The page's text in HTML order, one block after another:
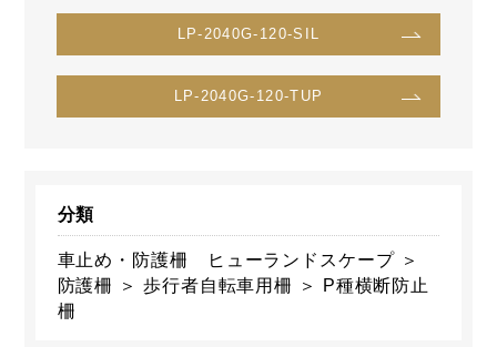
LP-2040G-120-SIL
LP-2040G-120-TUP
分類
車止め・防護柵 ヒューランドスケープ ＞
防護柵 ＞ 歩行者自転車用柵 ＞ P種横断防止
柵